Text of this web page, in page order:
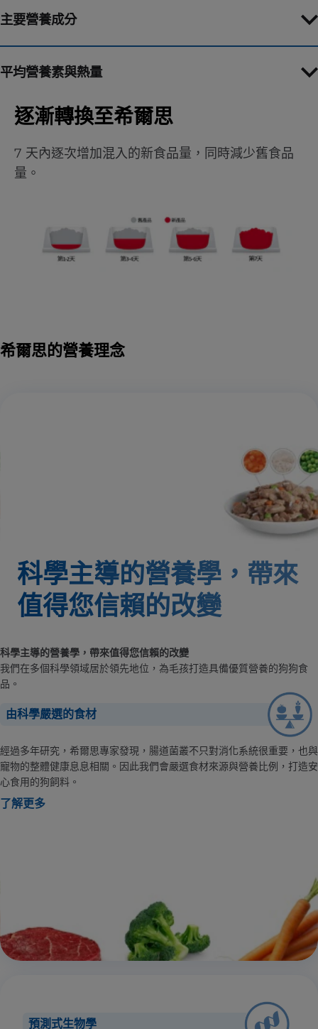
主要營養成分
平均營養素與熱量
逐漸轉換至希爾思
7 天內逐次增加混入的新食品量，同時減少舊食品
量。
希爾思的營養理念
科學主導的營養學，帶來
值得您信賴的改變
科學主導的營養學，帶來值得您信賴的改變
我們在多個科學領域居於領先地位，為毛孩打造具備優質營養的狗狗食
品。
由科學嚴選的食材
經過多年研究，希爾思專家發現，腸道菌叢不只對消化系統很重要，也與
寵物的整體健康息息相關。因此我們會嚴選食材來源與營養比例，打造安
心食用的狗飼料。
了解更多
預測式生物學